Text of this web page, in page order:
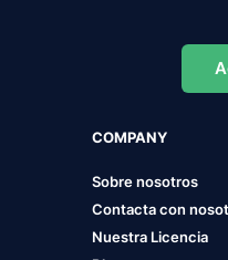
COMPANY
Sobre nosotros
Contacta con
Nuestra Licencia